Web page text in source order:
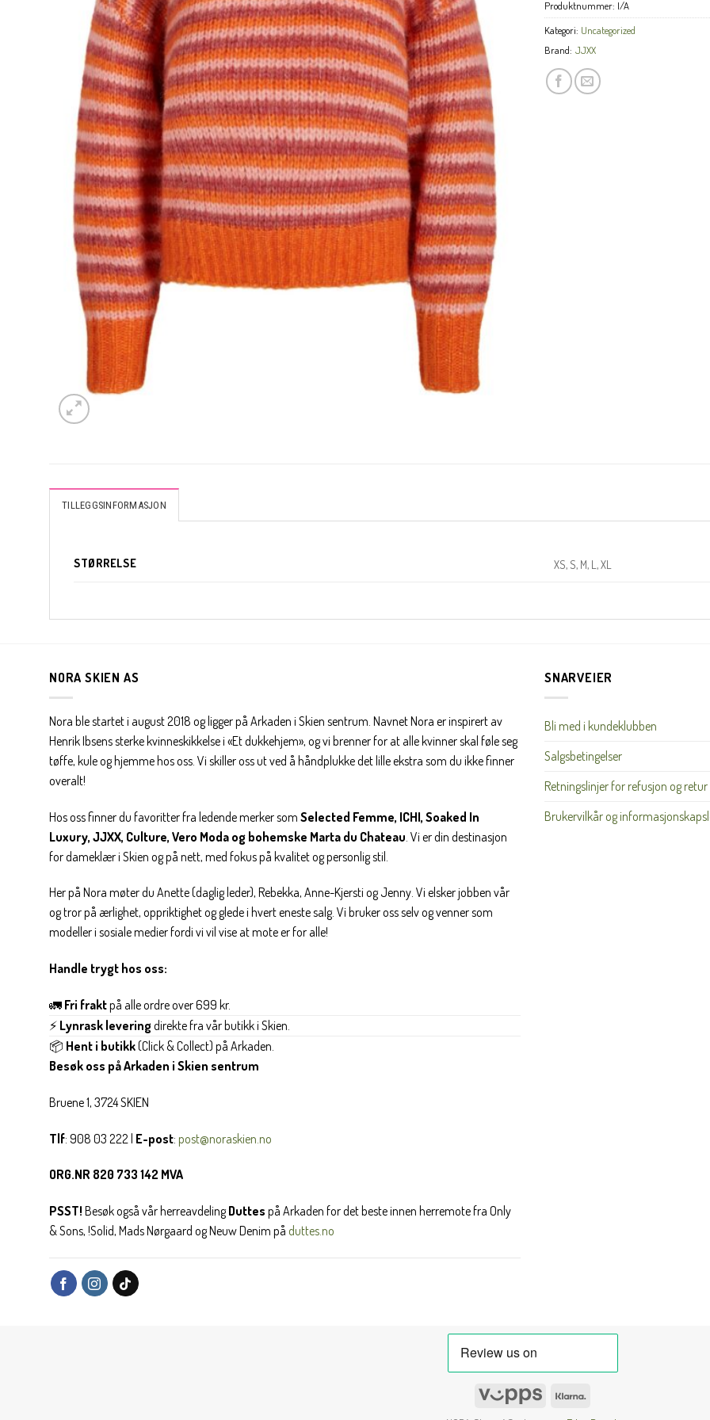
Produktnummer: I/A
Kategori: Uncategorized
Brand: JJXX
TILLEGGSINFORMASJON
STØRRELSE XS, S, M, L, XL
NORA SKIEN AS
Nora ble startet i august 2018 og ligger på Arkaden i Skien sentrum. Navnet Nora er inspirert av
Henrik Ibsens sterke kvinneskikkelse i «Et dukkehjem», og vi brenner for at alle kvinner skal føle seg
tøffe, kule og hjemme hos oss. Vi skiller oss ut ved å håndplukke det lille ekstra som du ikke finner
overalt!
Hos oss finner du favoritter fra ledende merker som Selected Femme, ICHI, Soaked In
Luxury, JJXX, Culture, Vero Moda og bohemske Marta du Chateau . Vi er din destinasjon
for dameklær i Skien og på nett, med fokus på kvalitet og personlig stil.
Her på Nora møter du Anette (daglig leder), Rebekka, Anne-Kjersti og Jenny. Vi elsker jobben vår
og tror på ærlighet, oppriktighet og glede i hvert eneste salg. Vi bruker oss selv og venner som
modeller i sosiale medier fordi vi vil vise at mote er for alle!
Handle trygt hos oss:
🚛 Fri fraktpå alle ordre over 699 kr.
⚡ Lynrask leveringdirekte fra vår butikk i Skien.
📦 Hent i butikk(Click & Collect) på Arkaden.
Besøk oss på Arkaden i Skien sentrum
Bruene 1, 3724 SKIEN
Tlf: 908 03 222 | E-post: post@noraskien.no
ORG.NR 820 733 142 MVA
PSST! Besøk også vår herreavdelingDuttes på Arkaden for det beste innen herremote fra Only
& Sons, !Solid, Mads Nørgaard og Neuw Denim på duttes.no
SNARVEIER
Bli med i kundeklubben
Salgsbetingelser
Retningslinjer for refusjon og retur
Brukervilkår og
Vipps
Nei takk, Jeg er ikke interessert